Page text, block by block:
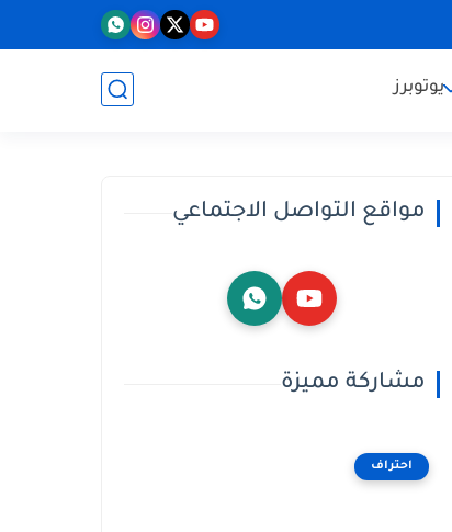
يوتوبرز
مواقع التواصل الاجتماعي
مشاركة مميزة
احتراف